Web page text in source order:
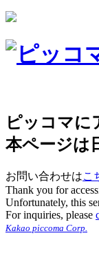
ピッコマに
本ページは
お問い合わせはこ
Thank you for
Unfortunately, this
For inquiries, please
Kakao piccoma Corp.